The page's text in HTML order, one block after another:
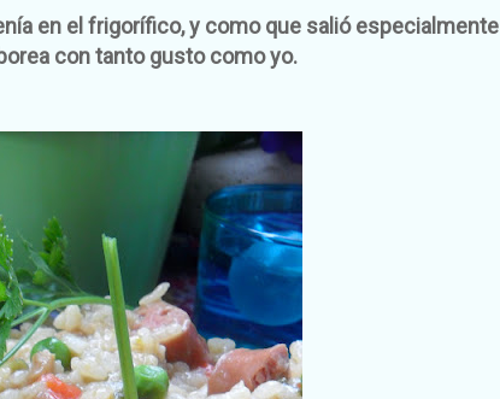
en el frigorífico, y como que salió especialmente
con tanto gusto como yo.